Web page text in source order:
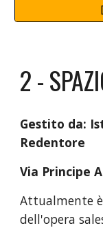
2 -
Gestito da:
Redentore
Via Principe
Attualmente
dell'opera